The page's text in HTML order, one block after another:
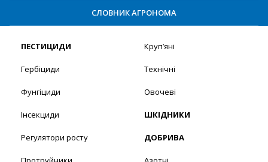
СЛОВНИК АГРОНОМА
ПЕСТИЦИДИ
Гербіциди
Фунгіциди
Інсекциди
Регулятори росту
Круп’яні
Технічні
Овочеві
ШКІДНИКИ
ДОБРИВА